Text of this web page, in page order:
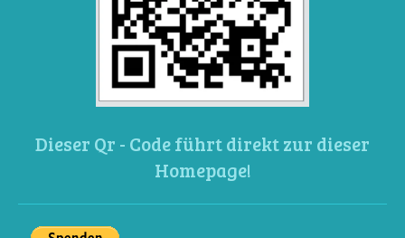
Dieser Qr - Code führt direkt zur dieser
Homepage!